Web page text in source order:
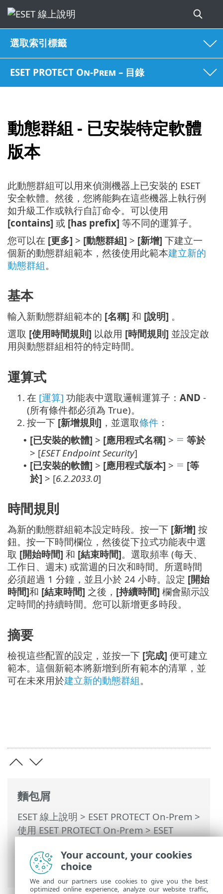
選取索引標籤
ESET PROTECT On-Prem – 目錄
動態群組 - 已安裝特定軟體
版本
麵包屑
ESET 線上說明 > ESET PROTECT On-Prem >
使用 ESET PROTECT On-Prem>ESET
群組範本
>動態群組範本 - 範例> 動態群組
- 已安裝特定軟體版本
此動態群組可以用來偵測機器上已安裝的 ESET
安全軟體。然後，您將能夠在這些機器上執行例
如升級工作或執行自訂命令。可以使用
[contains] 或 [has prefix] 等不同的運算子。
您可以在 [更多] > [動態群組] > [新增] 下建立一
個新的動態群組範本，然後使用此範本建立新的
動態群組。
基本
輸入新動態群組範本的 [名稱] 和 [說明] 。
選取 [使用時間規則] 以啟用 [時間規則] 並設定啟
用與動態群組相符的特定時間。
運算式
1. 在 [運算] 功能表中選取邏輯運算子： AND -
(所有條件都必須為 True)。
2. 按一下 [新增規則] ，並選取條件 ：
• [已安裝的軟體] > [應用程式名稱] >
等於
> [ESET Endpoint Security]
• [已安裝的軟體] > [應用程式版本] >
[等
於] > [6.2.2033.0]
時間規則
為新的動態群組範本設定時段。按一下 [新增] 按
鈕。按一下時間欄位，然後從下拉式功能表中選
取 [開始時間] 和 [結束時間]。選取頻率 (每天、
工作日、週末) 或當週的日次和時間。所選時間
必須超過 1 分鐘，並且小於 24 小時。設定 [開始
時間]和 [結束時間] 之後， [持續時間] 欄會顯示設
定時間的持續時間。您可以新增更多時段。
摘要
檢視這些配置的設定，並按一下 [完成] 便可建立
範本。這個新範本將新增到所有範本的清單，並
可在未來用於建立新的動態群組。
Your account, your cookies
choice
We and our partners use cookies to give you the best
optimized online experience, analyze our website traffic,